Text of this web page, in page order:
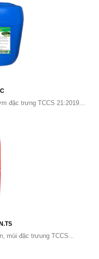
đặc trưng TCCS 21:2019...
mùi đặc trưung TCCS...